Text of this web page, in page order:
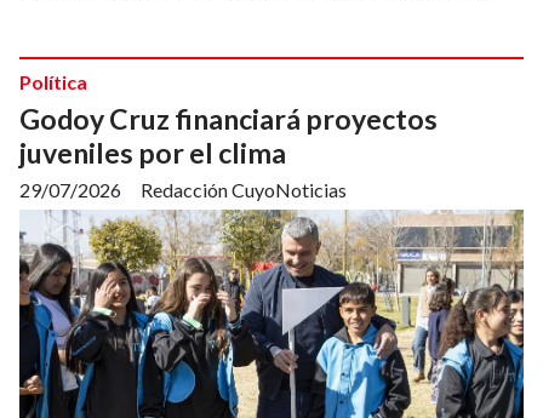
Godoy Cruz financiará proyectos
juveniles por el clima
Redacción CuyoNoticias
Política
29/07/2026